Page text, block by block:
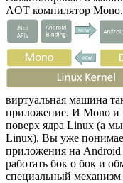
AOT компилятор Mono.
виртуальная машина
приложение. И Mono и
поверх ядра Linux (а
Linux). Вы уже
приложения на
работать бок о бок и
специальный механизм